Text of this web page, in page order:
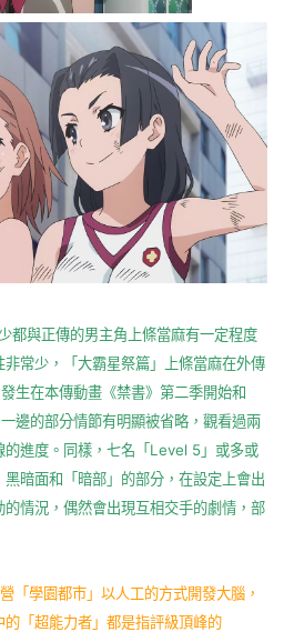
都與正傳的男主角上條當麻有一定程度
常少，「大霸星祭篇」上條當麻在外傳
生在本傳動畫《禁書》第二季開始和
邊的部分情節有明顯被省略，觀看過兩
的進度。同樣，七名「Level 5」或多或
暗面和「暗部」的部分，在設定上會出
情況，偶然會出現互相交手的劇情，部
「學園都市」以人工的方式開發大腦，
「超能力者」都是指評級頂峰的